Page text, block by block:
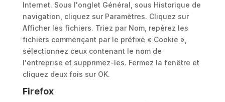
Internet. Sous l'onglet Général, sous Historique de
navigation, cliquez sur Paramètres. Cliquez sur
Afficher les fichiers. Triez par Nom, repérez les
fichiers commençant par le préfixe « Cookie »,
sélectionnez ceux contenant le nom de
l'entreprise et supprimez-les. Fermez la fenêtre et
cliquez deux fois sur OK.
Firefox